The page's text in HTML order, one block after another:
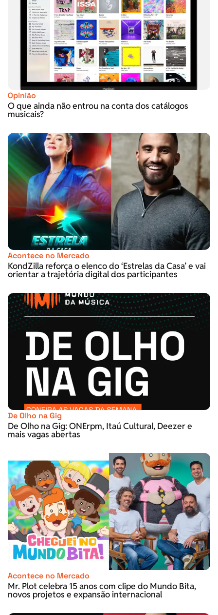
Opinião
O que ainda não entrou na conta dos catálogos
musicais?
Acontece no Mercado
KondZilla reforça o elenco do ‘Estrelas da Casa’ e vai
orientar a trajetória digital dos participantes
De Olho na Gig
De Olho na Gig: ONErpm, Itaú Cultural, Deezer e
mais vagas abertas
Acontece no Mercado
Mr. Plot celebra 15 anos com clipe do Mundo Bita,
novos projetos e expansão internacional